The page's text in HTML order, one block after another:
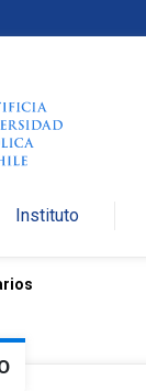
Instituto